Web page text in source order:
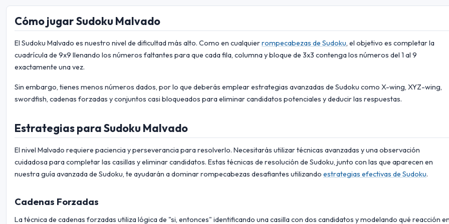
Cómo jugar Sudoku Malvado
El Sudoku Malvado es nuestro nivel de dificultad más alto. Como en cualquierrompecabezas de Sudoku, el objetivo es completar la
cuadrícula de 9x9 llenando los números faltantes para que cada fila, columna y bloque de 3x3 contenga los números del 1 al 9
exactamente una vez.
Sin embargo, tienes menos números dados, por lo que deberás emplear estrategias avanzadas de Sudoku como X-wing, XYZ-wing,
swordfish, cadenas forzadas y conjuntos casi bloqueados para eliminar candidatos potenciales y deducir las respuestas.
Estrategias para Sudoku Malvado
El nivel Malvado requiere paciencia y perseverancia para resolverlo. Necesitarás utilizar técnicas avanzadas y una observación
cuidadosa para completar las casillas y eliminar candidatos. Estas técnicas de resolución de Sudoku, junto con las que aparecen en
nuestra guía avanzada de Sudoku, te ayudarán a dominar rompecabezas desafiantes utilizando estrategias efectivas de Sudoku.
Cadenas Forzadas
La técnica de cadenas forzadas utiliza lógica de "si, entonces" identificando una casilla con dos candidatos y modelando qué reacción